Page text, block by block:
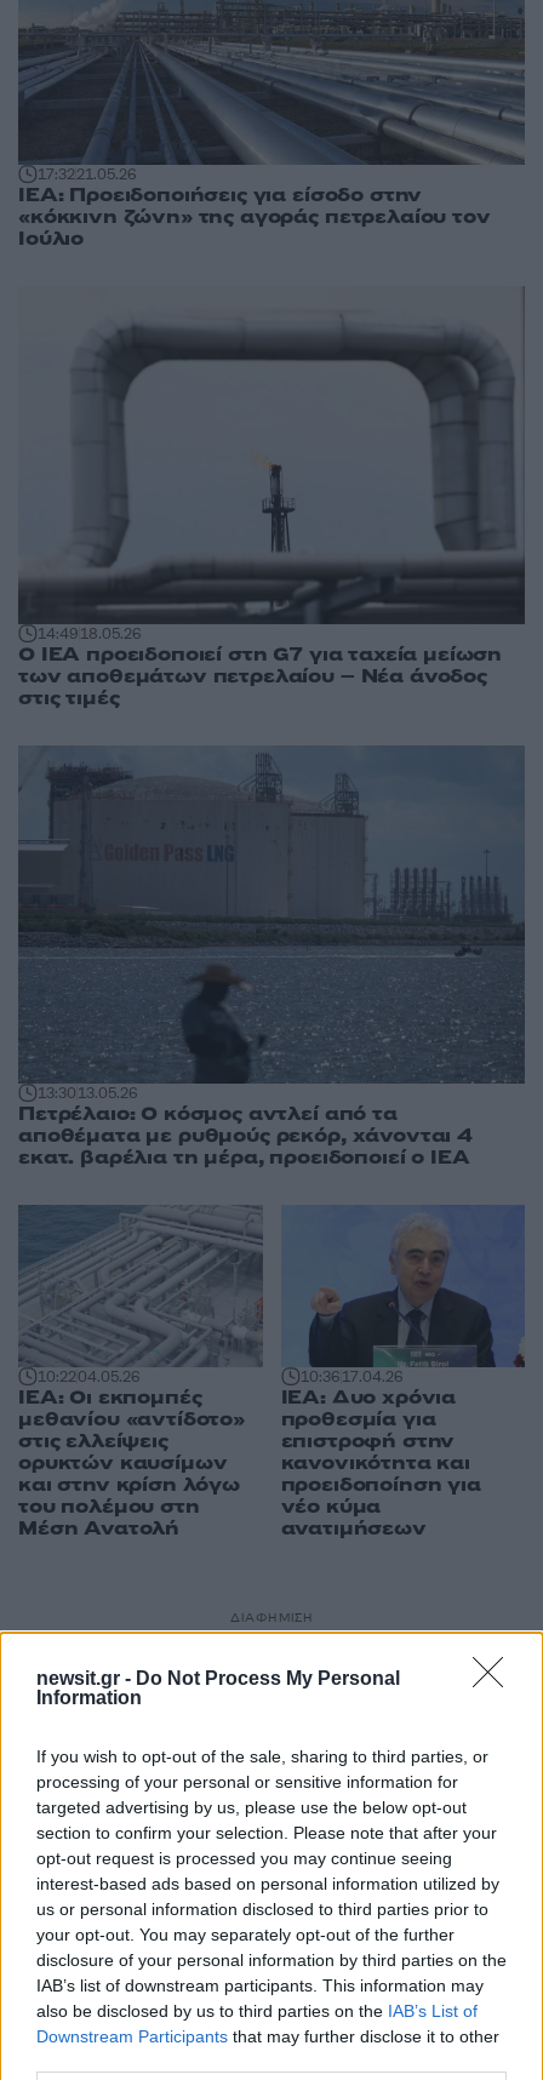
newsit.gr - Do Not Process My Personal
Information
If you wish to opt-out of the sale, sharing to third parties, or
processing of your personal or sensitive information for
targeted advertising by us, please use the below opt-out
section to confirm your selection. Please note that after your
opt-out request is processed you may continue seeing
interest-based ads based on personal information utilized by
us or personal information disclosed to third parties prior to
your opt-out. You may separately opt-out of the further
disclosure of your personal information by third parties on the
IAB’s list of downstream participants. This information may
also be disclosed by us to third parties on the IAB’s List of
Downstream Participants that may further disclose it to other
17:3221.05.26
ΙΕΑ: Προειδοποιήσεις για είσοδο στην
«κόκκινη ζώνη» της αγοράς πετρελαίου τον
Ιούλιο
14:4918.05.26
Ο ΙΕΑ προειδοποιεί στη G7 για ταχεία μείωση
των αποθεμάτων πετρελαίου – Νέα άνοδος
στις τιμές
13:3013.05.26
Πετρέλαιο: Ο κόσμος αντλεί από τα
αποθέματα με ρυθμούς ρεκόρ, χάνονται 4
εκατ. βαρέλια τη μέρα, προειδοποιεί ο IEA
10:2204.05.26
ΙΕΑ: Οι εκπομπές
μεθανίου «αντίδοτο»
στις ελλείψεις
ορυκτών καυσίμων
και στην κρίση λόγω
του πολέμου στη
Μέση Ανατολή
10:3617.04.26
ΙΕΑ: Δυο χρόνια
προθεσμία για
επιστροφή στην
κανονικότητα και
προειδοποίηση για
νέο κύμα
ανατιμήσεων
ΔΙΑΦΗΜΙΣΗ